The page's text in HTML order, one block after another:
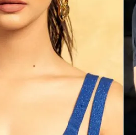
देगी